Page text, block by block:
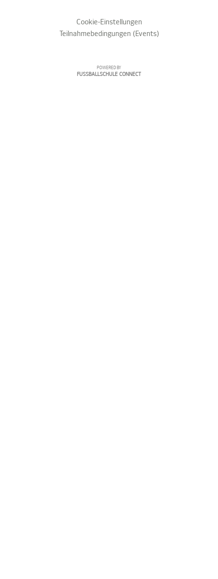
Cookie-Einstellungen
Teilnahmebedingungen (Events)
POWERED BY
FUSSBALLSCHULE CONNECT